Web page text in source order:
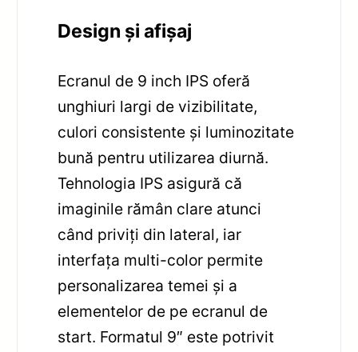
Design și afișaj
Ecranul de 9 inch IPS oferă
unghiuri largi de vizibilitate,
culori consistente și luminozitate
bună pentru utilizarea diurnă.
Tehnologia IPS asigură că
imaginile rămân clare atunci
când priviți din lateral, iar
interfața multi-color permite
personalizarea temei și a
elementelor de pe ecranul de
start. Formatul 9″ este potrivit